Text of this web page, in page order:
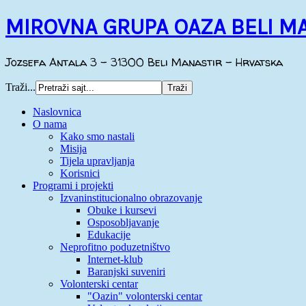
MIROVNA GRUPA OAZA BELI
Jozsefa Antala 3 - 31300 Beli Manastir - Hrvatska
Traži...
Naslovnica
O nama
Kako smo nastali
Misija
Tijela upravljanja
Korisnici
Programi i projekti
Izvaninstitucionalno obrazovanje
Obuke i kursevi
Osposobljavanje
Edukacije
Neprofitno poduzetništvo
Internet-klub
Baranjski suveniri
Volonterski centar
"Oazin" volonterski centar